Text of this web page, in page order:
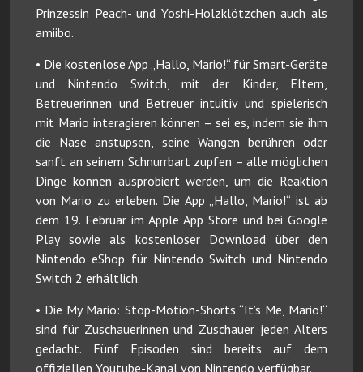
Prinzessin Peach- und Yoshi-Holzklötzchen auch als
amiibo.
• Die kostenlose App „Hallo, Mario!“ für Smart-Geräte
und Nintendo Switch, mit der Kinder, Eltern,
Betreuerinnen und Betreuer intuitiv und spielerisch
mit Mario interagieren können – sei es, indem sie ihm
die Nase anstupsen, seine Wangen berühren oder
sanft an seinem Schnurrbart zupfen – alle möglichen
Dinge können ausprobiert werden, um die Reaktion
von Mario zu erleben. Die App „Hallo, Mario!“ ist ab
dem 19. Februar im Apple App Store und bei Google
Play sowie als kostenloser Download über den
Nintendo eShop für Nintendo Switch und Nintendo
Switch 2 erhältlich.
• Die My Mario: Stop-Motion-Shorts “It’s Me, Mario!“
sind für Zuschauerinnen und Zuschauer jeden Alters
gedacht. Fünf Episoden sind bereits auf dem
offiziellen Youtube-Kanal von Nintendo verfügbar.